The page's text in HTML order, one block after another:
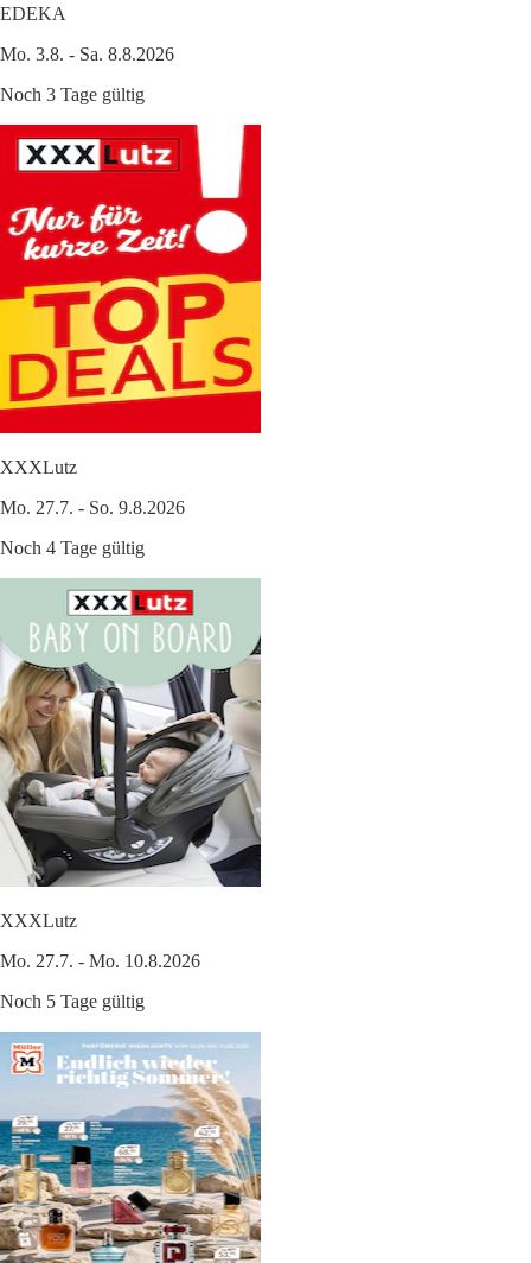
EDEKA
Mo. 3.8. - Sa. 8.8.2026
Noch 3 Tage gültig
XXXLutz
Mo. 27.7. - So. 9.8.2026
Noch 4 Tage gültig
XXXLutz
Mo. 27.7. - Mo. 10.8.2026
Noch 5 Tage gültig